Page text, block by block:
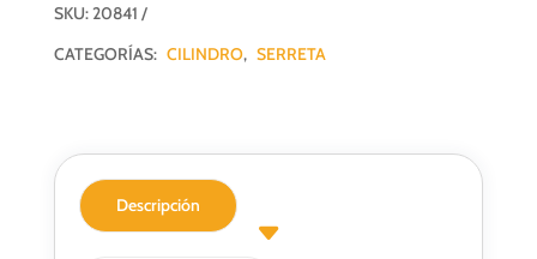
SKU:20841
CATEGORÍAS: CILINDRO, SERRETA
Descripción